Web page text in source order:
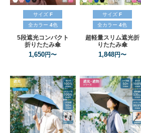
サイズ F
全カラー 4色
5段遮光コンパクト
折りたたみ傘
1,650円〜
サイズ F
全カラー 4色
超軽量スリム遮光折
りたたみ傘
1,848円〜